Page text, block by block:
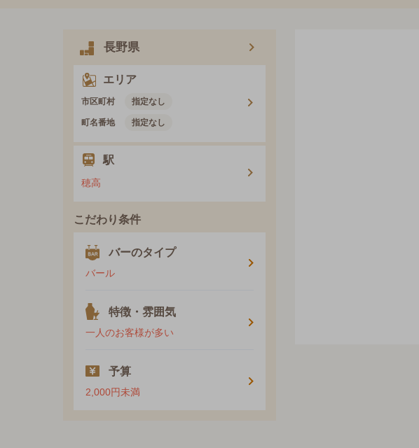
長野県
エリア
市区町村 指定なし
町名番地 指定なし
駅
穂高
こだわり条件
バーのタイプ
バール
特徴・雰囲気
一人のお客様が多い
予算
2,000円未満